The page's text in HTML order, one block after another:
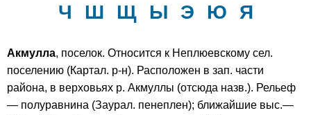
Ч
Ш Щ Ы Э Ю Я
Акмулла, поселок. Относится к Неплюевскому сел.
поселению (Картал. р-н). Расположен в зап. части
района, в верховьях р. Акмуллы (отсюда назв.). Рельеф
— полуравнина (Заурал. пенеплен); ближайшие выс.—